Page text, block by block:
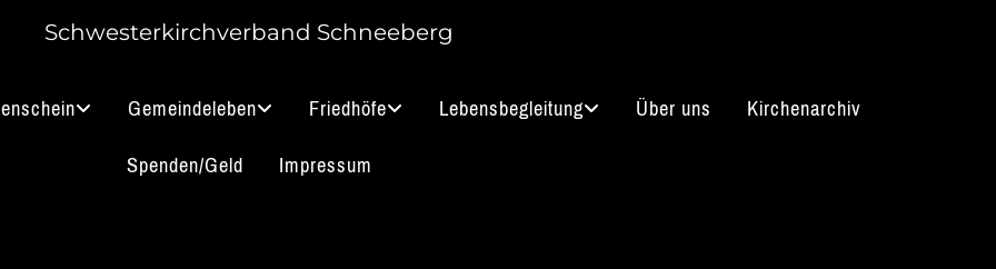
Schwesterkirchverband Schneeberg
Gemeindeleben Friedhöfe Lebensbegleitung Über uns
Kirchenarchiv
Spenden/Geld
Impressum